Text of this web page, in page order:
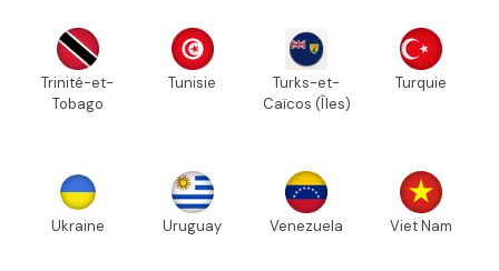
Trinité-et-
Tobago
Tunisie
Turks-et-
Caïcos (Îles)
Turquie
Ukraine Uruguay Venezuela Viet Nam